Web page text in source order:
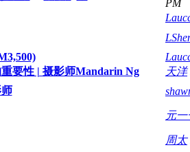
PM
要性 | 摄影师Mandarin Ng 天洋
元一
周太